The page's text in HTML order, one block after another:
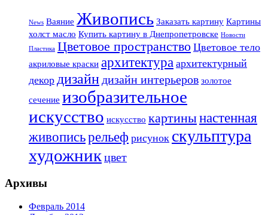
News Ваяние Живопись Заказать картину Картины
холст масло Купить картину в Днепропетровске Новости
Пластика Цветовое пространство Цветовое тело
акриловые краски архитектура архитектурный
декор дизайндизайн интерьеров золотое
сечение изобразительное
искусство искусство картинынастенная
живописьрельеф рисунок скульптура
художникцвет
Архивы
Февраль 2014